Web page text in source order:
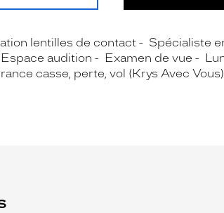
lentilles de contact Spécialiste
Espace audition Examen de vue
casse, perte, vol (Krys Avec Vous)